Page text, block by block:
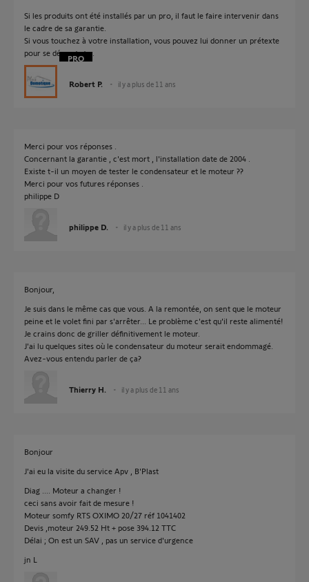
Si les produits ont été installés par un pro, il faut le faire intervenir dans
le cadre de sa garantie.
Si vous touchez à votre installation, vous pouvez lui donner un prétexte
pour se désengager.
Robert P. il y a plus de 11 ans
Merci pour vos réponses .
Concernant la garantie , c'est mort , l'installation date de 2004 .
Existe t-il un moyen de tester le condensateur et le moteur ??
Merci pour vos futures réponses .
philippe D
philippe D. il y a plus de 11 ans
Bonjour,
Je suis dans le même cas que vous. A la remontée, on sent que le moteur
peine et le volet fini par s'arrêter... Le problème c'est qu'il reste alimenté!
Je crains donc de griller définitivement le moteur.
J'ai lu quelques sites où le condensateur du moteur serait endommagé.
Avez-vous entendu parler de ça?
Thierry H. il y a plus de 11 ans
Bonjour
J'ai eu la visite du service Apv , B'Plast
Diag .... Moteur a changer !
ceci sans avoir fait de mesure !
Moteur somfy RTS OXIMO 20/27 réf 1041402
Devis ,moteur 249.52 Ht + pose 394.12 TTC
Délai ; On est un SAV , pas un service d'urgence
jn L